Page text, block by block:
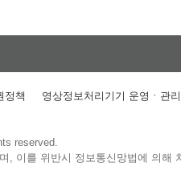
정책 영상정보처리기기 운영ㆍ관
reserved.
이를 위반시 정보통신망법에 의해